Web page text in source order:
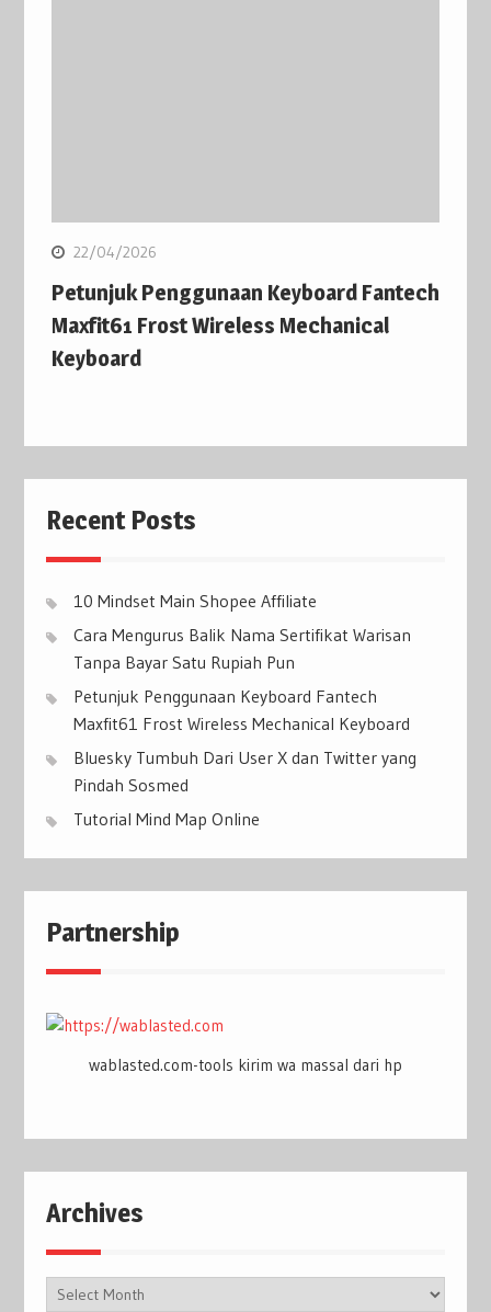
22/04/2026
Petunjuk Penggunaan Keyboard Fantech
Maxfit61 Frost Wireless Mechanical
Keyboard
Recent Posts
10 Mindset Main Shopee Affiliate
Cara Mengurus Balik Nama Sertifikat Warisan
Tanpa Bayar Satu Rupiah Pun
Petunjuk Penggunaan Keyboard Fantech
Maxfit61 Frost Wireless Mechanical Keyboard
Bluesky Tumbuh Dari User X dan Twitter yang
Pindah Sosmed
Tutorial Mind Map Online
Partnership
wablasted.com-tools kirim wa massal dari hp
Archives
Archives